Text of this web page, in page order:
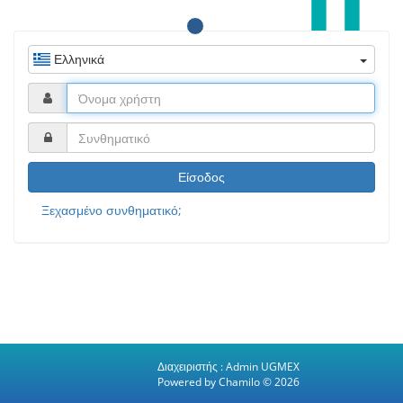
Ελληνικά
Είσοδος
Ξεχασμένο συνθηματικό;
Διαχειριστής :Admin UGMEX
Powered by Chamilo© 2026